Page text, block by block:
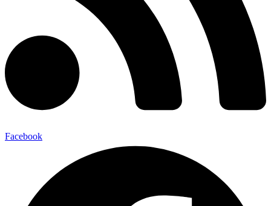
Facebook